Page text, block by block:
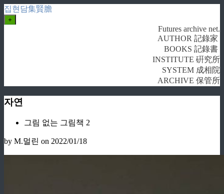
집현담集賢膽
+
Futures archive net.
AUTHOR 記錄家
BOOKS 記錄書
INSTITUTE 硏究所
SYSTEM 成相院
ARCHIVE 保管所
자연
그림 없는 그림책 2
by M.멀린 on 2022/01/18